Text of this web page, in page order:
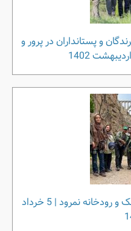
و پستانداران در پرور و
گزارش برنامه پرند‌ه‌نگری در ورسک و رودخانه نمرود | 5 خرداد